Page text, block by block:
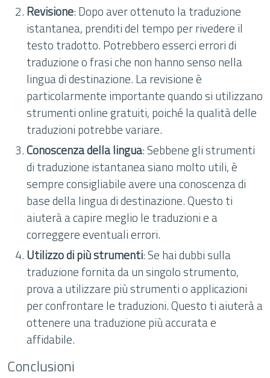
Revisione: Dopo aver ottenuto la traduzione
istantanea, prenditi del tempo per rivedere il
testo tradotto. Potrebbero esserci errori di
traduzione o frasi che non hanno senso nella
lingua di destinazione. La revisione è
particolarmente importante quando si utilizzano
strumenti online gratuiti, poiché la qualità delle
traduzioni potrebbe variare.
Conoscenza della lingua: Sebbene gli strumenti
di traduzione istantanea siano molto utili, è
sempre consigliabile avere una conoscenza di
base della lingua di destinazione. Questo ti
aiuterà a capire meglio le traduzioni e a
correggere eventuali errori.
Utilizzo di più strumenti: Se hai dubbi sulla
traduzione fornita da un singolo strumento,
prova a utilizzare più strumenti o applicazioni
per confrontare le traduzioni. Questo ti aiuterà a
ottenere una traduzione più accurata e
affidabile.
Conclusioni